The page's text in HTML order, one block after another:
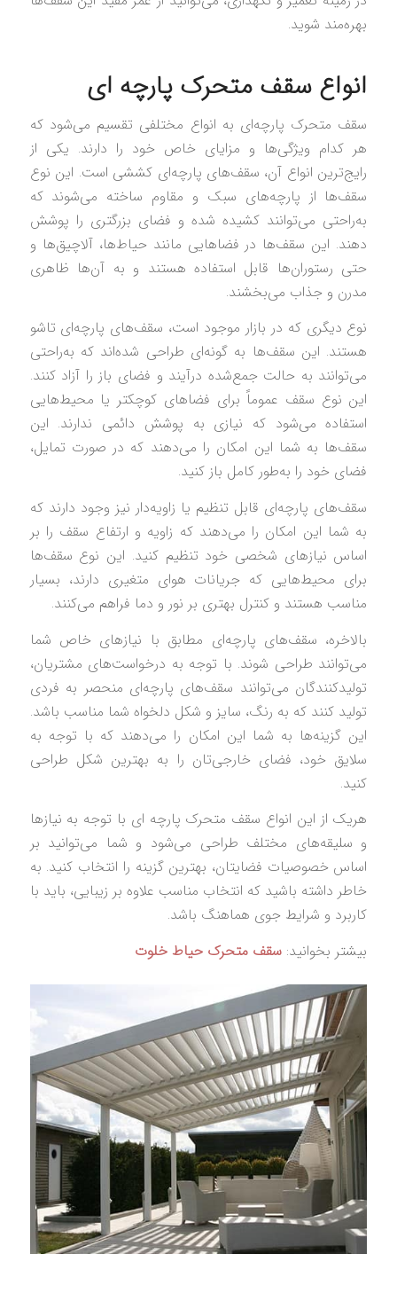
بهره‌مند شوید.
انواع سقف متحرک پارچه‌ ای
سقف متحرک پارچه‌ای به انواع مختلفی تقسیم می‌شود که
هر کدام ویژگی‌ها و مزایای خاص خود را دارند. یکی از
رایج‌ترین انواع آن، سقف‌های پارچه‌ای کششی است. این نوع
سقف‌ها از پارچه‌های سبک و مقاوم ساخته می‌شوند که
به‌راحتی می‌توانند کشیده شده و فضای بزرگتری را پوشش
دهند. این سقف‌ها در فضاهایی مانند حیاط‌ها، آلاچیق‌ها و
حتی رستوران‌ها قابل استفاده هستند و به آن‌ها ظاهری
مدرن و جذاب می‌بخشند.
نوع دیگری که در بازار موجود است، سقف‌های پارچه‌ای تاشو
هستند. این سقف‌ها به گونه‌ای طراحی شده‌اند که به‌راحتی
می‌توانند به حالت جمع‌شده درآیند و فضای باز را آزاد کنند.
این نوع سقف عموماً برای فضاهای کوچکتر یا محیط‌هایی
استفاده می‌شود که نیازی به پوشش دائمی ندارند. این
سقف‌ها به شما این امکان را می‌دهند که در صورت تمایل،
فضای خود را به‌طور کامل باز کنید.
سقف‌های پارچه‌ای قابل تنظیم یا زاویه‌دار نیز وجود دارند که
به شما این امکان را می‌دهند که زاویه و ارتفاع سقف را بر
اساس نیازهای شخصی خود تنظیم کنید. این نوع سقف‌ها
برای محیط‌هایی که جریانات هوای متغیری دارند، بسیار
مناسب هستند و کنترل بهتری بر نور و دما فراهم می‌کنند.
بالاخره، سقف‌های پارچه‌ای مطابق با نیازهای خاص شما
می‌توانند طراحی شوند. با توجه به درخواست‌های مشتریان،
تولیدکنندگان می‌توانند سقف‌های پارچه‌ای منحصر به فردی
تولید کنند که به رنگ، سایز و شکل دلخواه شما مناسب باشد.
این گزینه‌ها به شما این امکان را می‌دهند که با توجه به
سلایق خود، فضای خارجی‌تان را به بهترین شکل طراحی
کنید.
هریک از این انواع سقف متحرک پارچه‌ ای با توجه به نیازها
و سلیقه‌های مختلف طراحی می‌شود و شما می‌توانید بر
اساس خصوصیات فضایتان، بهترین گزینه را انتخاب کنید. به
خاطر داشته باشید که انتخاب مناسب علاوه بر زیبایی، باید با
کاربرد و شرایط جوی هماهنگ باشد.
بیشتر بخوانید: سقف متحرک حیاط خلوت